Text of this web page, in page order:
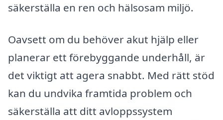
säkerställa en ren och hälsosam miljö.
Oavsett om du behöver akut hjälp eller
planerar ett förebyggande underhåll, är
det viktigt att agera snabbt. Med rätt stöd
kan du undvika framtida problem och
säkerställa att ditt avloppssystem